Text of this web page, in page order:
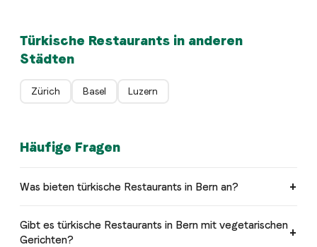
Türkische Restaurants in anderen
Städten
Zürich Basel Luzern
Häufige Fragen
Was bieten türkische Restaurants in Bern an?
Gibt es türkische Restaurants in Bern mit vegetarischen
Gerichten?